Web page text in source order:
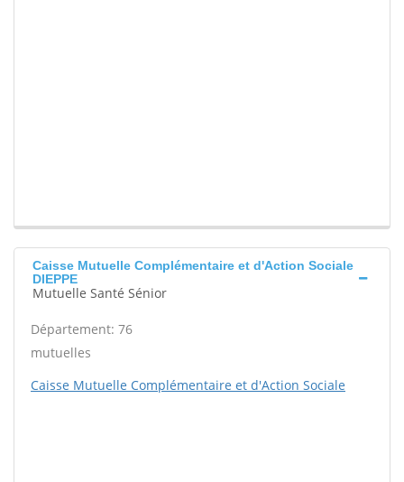
Caisse Mutuelle Complémentaire et d'Action Sociale
DIEPPE
Mutuelle Santé Sénior
Département: 76
mutuelles
Caisse Mutuelle Complémentaire et d'Action Sociale